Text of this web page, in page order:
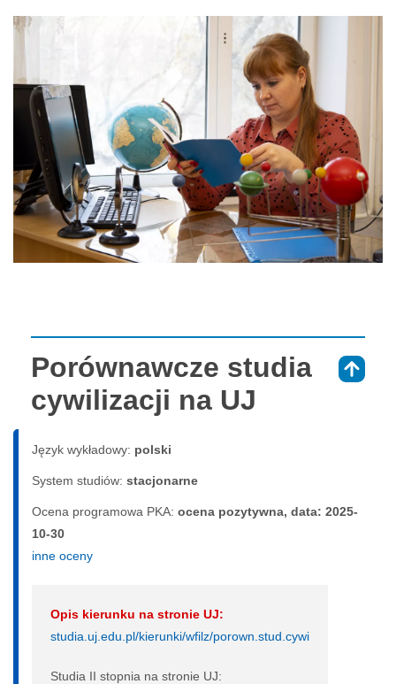
Porównawcze studia
cywilizacji na UJ
Język wykładowy: polski
System studiów: sta­cjo­nar­ne
Ocena programowa PKA: ocena pozytywna, data: 2025-
10-30
inne oceny
Opis kierunku na stronie UJ:
studia.uj.edu.pl/kierunki/wfilz/porown.stud.cywi
Studia II stopnia na stronie UJ: